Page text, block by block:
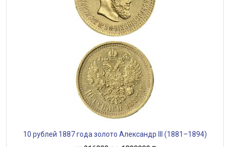
10 рублей 1887 года золото Александр III (1881–1894)